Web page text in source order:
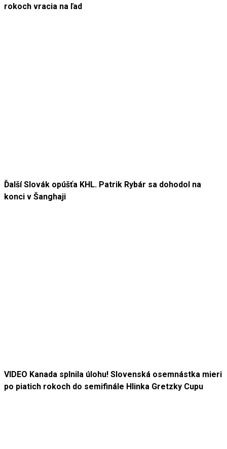
rokoch vracia na ľad
Ďalší Slovák opúšťa KHL. Patrik Rybár sa dohodol na
konci v Šanghaji
VIDEO Kanada splnila úlohu! Slovenská osemnástka mieri
po piatich rokoch do semifinále Hlinka Gretzky Cupu